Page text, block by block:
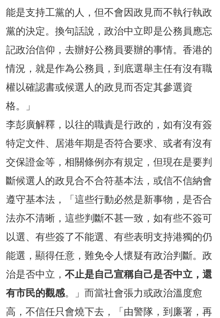
能是支持工黨的人，但不會因政見而不執行執政
黨的決定。換句話說，政治中立即是公務員應忘
記政治信仰，去辦好公務員要辦的事情。香港的
情況，就是作為公務員，到底選舉主任有沒有職
權以確認書或候選人的政見而否定其參選資
格。」
李彭廣解釋，以往的職責是行政的，如有沒有簽
特定文件、居港年期是否符合要求、或者有沒有
交保證金等，相關條例亦有規定，但現在是要判
斷候選人的政見合不合符基本法，或信不信納會
遵守基本法，「這些行動必然是新事物，是否合
法亦不清晰，這些判斷不甚一致，如有些不簽可
以選、有些簽了不能選、有些表明支持港獨的仍
能選，顯得任意，難免令人懷疑有政治判斷。政
治是否中立， 不止是自己宣稱自己是否中立，還
有市民的觀感。」而當社會張力或政治溫度愈
高，不信任只會燒下去，「由警隊，到廉署，再